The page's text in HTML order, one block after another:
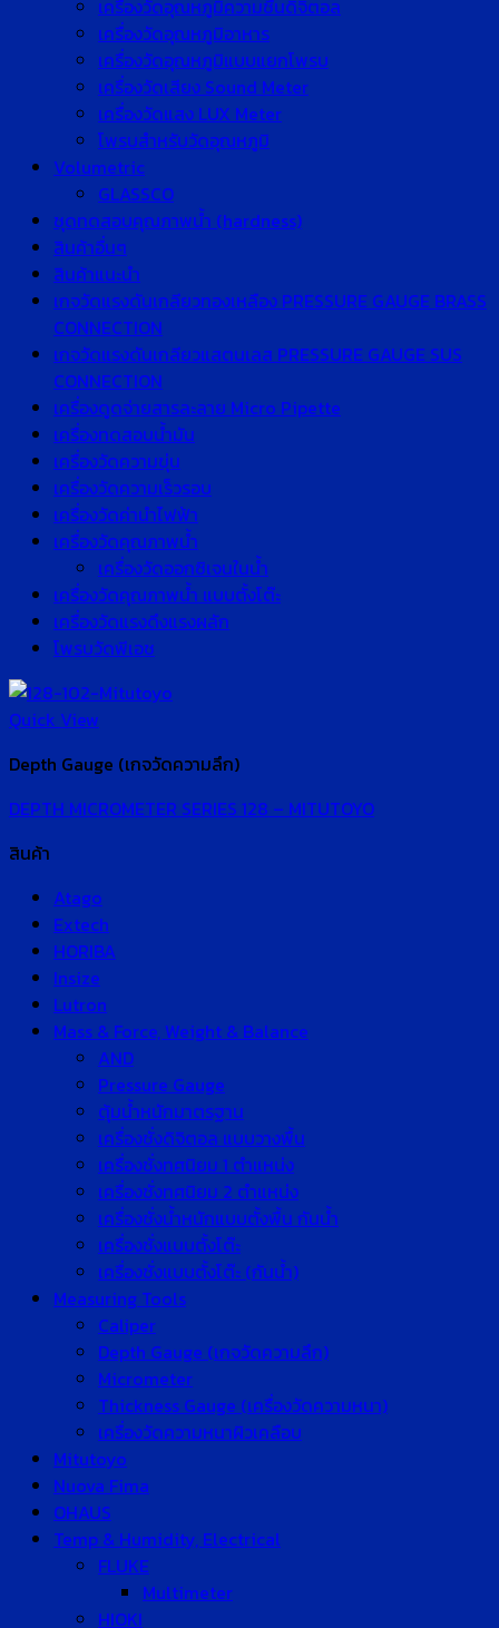
เครื่องวัดอุณหภูมิความชื้นดิจิตอล
เครื่องวัดอุณหภูมิอาหาร
เครื่องวัดอุณหภูมิแบบแยกโพรบ
เครื่องวัดเสียง Sound Meter
เครื่องวัดแสง LUX Meter
โพรบสำหรับวัดอุณหภูมิ
Volumetric
GLASSCO
ชุดทดสอบคุณภาพน้ำ (hardness)
สินค้าอื่นๆ
สินค้าแนะนำ
เกจวัดแรงดันเกลียวทองเหลือง PRESSURE GAUGE BRASS
CONNECTION
เกจวัดแรงดันเกลียวแสตนเลส PRESSURE GAUGE SUS
CONNECTION
เครื่องดูดจ่ายสารละลาย Micro Pipette
เครื่องทดสอบน้ำมัน
เครื่องวัดความขุ่น
เครื่องวัดความเร็วรอบ
เครื่องวัดค่านำไฟฟ้า
เครื่องวัดคุณภาพน้ำ
เครื่องวัดออกซิเจนในน้ำ
เครื่องวัดคุณภาพน้ำ แบบตั้งโต๊ะ
เครื่องวัดแรงดึงแรงผลัก
โพรบวัดพีเอช
Quick View
Depth Gauge (เกจวัดความลึก)
DEPTH MICROMETER SERIES 128 – MITUTOYO
สินค้า
Atago
Extech
HORIBA
Insize
Lutron
Mass & Force, Weight & Balance
AND
Pressure Gauge
ตุ้มน้ำหนักมาตรฐาน
เครื่องชั่งดิจิตอล แบบวางพื้น
เครื่องชั่งทศนิยม 1 ตำแหน่ง
เครื่องชั่งทศนิยม 2 ตำแหน่ง
เครื่องชั่งน้ำหนักแบบตั้งพื้น กันน้ำ
เครื่องชั่งแบบตั้งโต๊ะ
เครื่องชั่งแบบตั้งโต๊ะ (กันน้ำ)
Measuring Tools
Caliper
Depth Gauge (เกจวัดความลึก)
Micrometer
Thickness Gauge (เครื่องวัดความหนา)
เครื่องวัดความหนาผิวเคลือบ
Mitutoyo
Nuova Fima
OHAUS
Temp & Humidity, Electrical
FLUKE
Multimeter
HIOKI